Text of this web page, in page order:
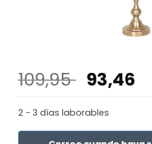
109,95 El
precio
original
era:
93,46
2 - 3 días laborables